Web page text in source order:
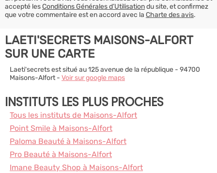
accepté lesConditions Générales d’Utilisationdu site, et confirmez
que votre commentaire est en accord avec la Charte des avis.
LAETI'SECRETS MAISONS-ALFORT
SUR UNE CARTE
Laeti'secrets est situé au 125 avenue de la république - 94700
Maisons-Alfort - Voir sur google maps
INSTITUTS LES PLUS PROCHES
Tous les instituts de Maisons-Alfort
Point Smile à Maisons-Alfort
Paloma Beauté à Maisons-Alfort
Pro Beauté à Maisons-Alfort
Imane Beauty Shop à Maisons-Alfort